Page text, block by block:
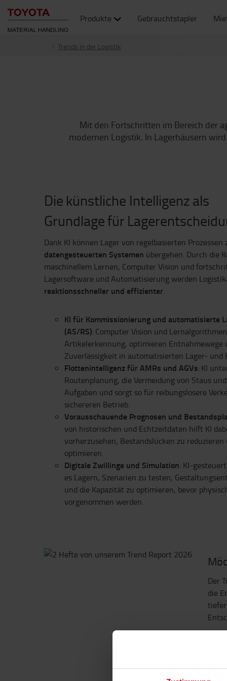
Produkte Gebrauchtstapler
Trends in der Logistik
Mit den Fortschritten im Bereich der
modernen Logistik. In Lagerhäusern
Die künstliche Intelligenz als
Grundlage für
Dank KI können Lager von regelbasierten Prozessen
datengesteuerten Systemen übergehen. Durch die
maschinellem Lernen, Computer Vision und
Lagersoftware und Automatisierung werden
reaktionsschneller und effizienter.
KI für Kommissionierung und automatisierte
(AS/RS): Computer Vision und
Artikelerkennung, optimieren Entnahmewege
Zuverlässigkeit in automatisierten Lager- und
Flottenintelligenz für AMRs und AGVs: KI
Routenplanung, die Vermeidung von Staus
Aufgaben und sorgt so für reibungslosere
sichereren Betrieb.
Vorausschauende Prognosen und
von historischen und Echtzeitdaten hilft KI
vorherzusehen, Bestandslücken zu
optimieren.
Digitale Zwillinge und Simulation: KI-
es Lagern, Szenarien zu testen,
und die Kapazität zu optimieren, bevor
vorgenommen werden.
Der
die